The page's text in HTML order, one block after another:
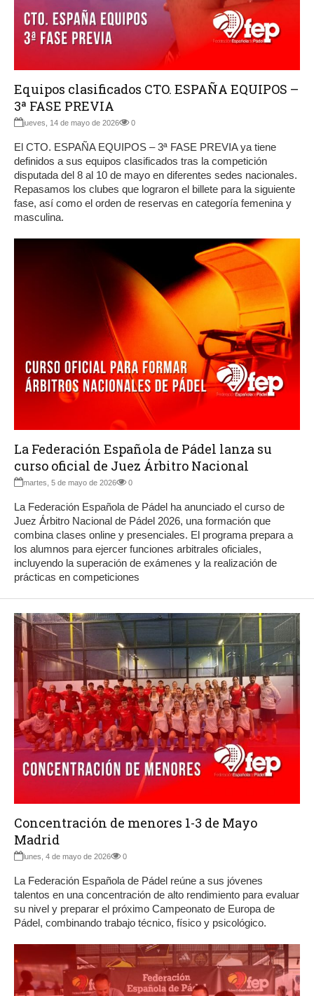
Equipos clasificados CTO. ESPAÑA EQUIPOS –
3ª FASE PREVIA
jueves, 14 de mayo de 2026 0
El CTO. ESPAÑA EQUIPOS – 3ª FASE PREVIA ya tiene
definidos a sus equipos clasificados tras la competición
disputada del 8 al 10 de mayo en diferentes sedes nacionales.
Repasamos los clubes que lograron el billete para la siguiente
fase, así como el orden de reservas en categoría femenina y
masculina.
La Federación Española de Pádel lanza su
curso oficial de Juez Árbitro Nacional
martes, 5 de mayo de 2026 0
La Federación Española de Pádel ha anunciado el curso de
Juez Árbitro Nacional de Pádel 2026, una formación que
combina clases online y presenciales. El programa prepara a
los alumnos para ejercer funciones arbitrales oficiales,
incluyendo la superación de exámenes y la realización de
prácticas en competiciones
Concentración de menores 1-3 de Mayo
Madrid
lunes, 4 de mayo de 2026 0
La Federación Española de Pádel reúne a sus jóvenes
talentos en una concentración de alto rendimiento para evaluar
su nivel y preparar el próximo Campeonato de Europa de
Pádel, combinando trabajo técnico, físico y psicológico.